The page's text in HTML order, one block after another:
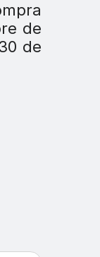
de
de